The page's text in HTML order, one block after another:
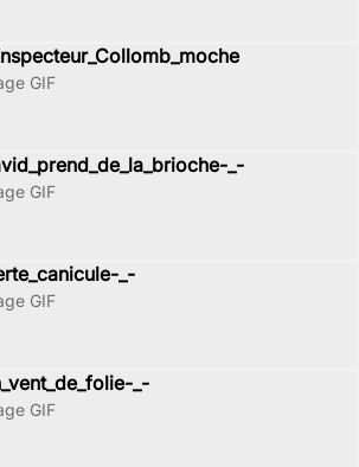
GIF
_-
GIF
_-
GIF
_-
GIF